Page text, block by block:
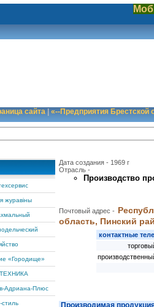
сайта|«--Предприятия Брестской
журавiны
«Городище»
Адриана-Плюс
Дата создания - 1969 г
Отрасль -
Производство
Почтовый адрес -
область, Пинский
контактные
Производимая